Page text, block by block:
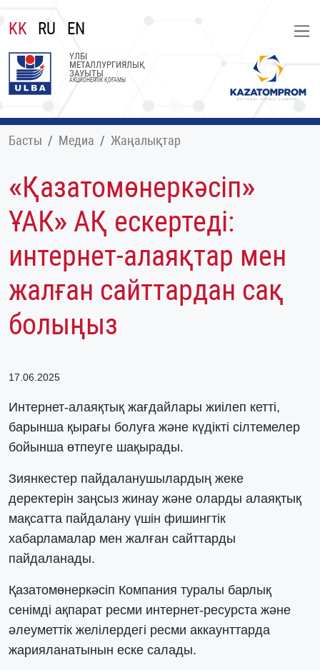
KK RU EN
ҮЛБІ
МЕТАЛЛУРГИЯЛЫҚ
ЗАУЫТЫ
АКЦИОНЕРЛІК ҚОҒАМЫ
Басты Медиа Жаңалықтар
«Қазатомөнеркәсіп»
ҰАК» АҚ ескертеді:
интернет-алаяқтар мен
жалған сайттардан сақ
болыңыз
17.06.2025
Интернет-алаяқтық жағдайлары жиілеп кетті,
барынша қырағы болуға және күдікті сілтемелер
бойынша өтпеуге шақырады.
Зиянкестер пайдаланушылардың жеке
деректерін заңсыз жинау және оларды алаяқтық
мақсатта пайдалану үшін фишингтік
хабарламалар мен жалған сайттарды
пайдаланады.
Қазатомөнеркәсіп Компания туралы барлық
сенімді ақпарат ресми интернет-ресурста және
әлеуметтік желілердегі ресми аккаунттарда
жарияланатынын еске салады.